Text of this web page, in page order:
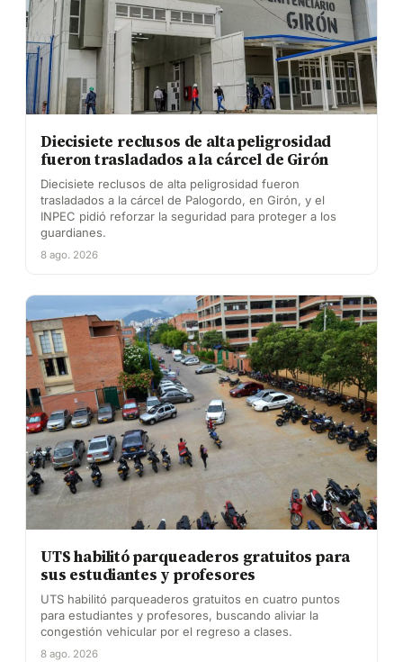
Diecisiete reclusos de alta peligrosidad
fueron trasladados a la cárcel de Girón
Diecisiete reclusos de alta peligrosidad fueron
trasladados a la cárcel de Palogordo, en Girón, y el
INPEC pidió reforzar la seguridad para proteger a los
guardianes.
8 ago. 2026
UTS habilitó parqueaderos gratuitos para
sus estudiantes y profesores
UTS habilitó parqueaderos gratuitos en cuatro puntos
para estudiantes y profesores, buscando aliviar la
congestión vehicular por el regreso a clases.
8 ago. 2026